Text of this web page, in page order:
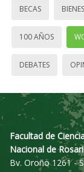
BECAS
100 AÑOS
DEBATES
Facultad de
Nacional de
Bv. Oroño 1261 -